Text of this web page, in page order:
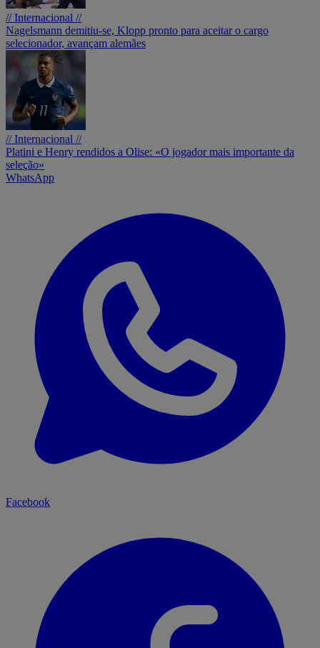
// Internacional //
Nagelsmann demitiu-se, Klopp pronto para aceitar o cargo
selecionador, avançam alemães
// Internacional //
Platini e Henry rendidos a Olise: «O jogador mais importante da
seleção»
WhatsApp
Facebook